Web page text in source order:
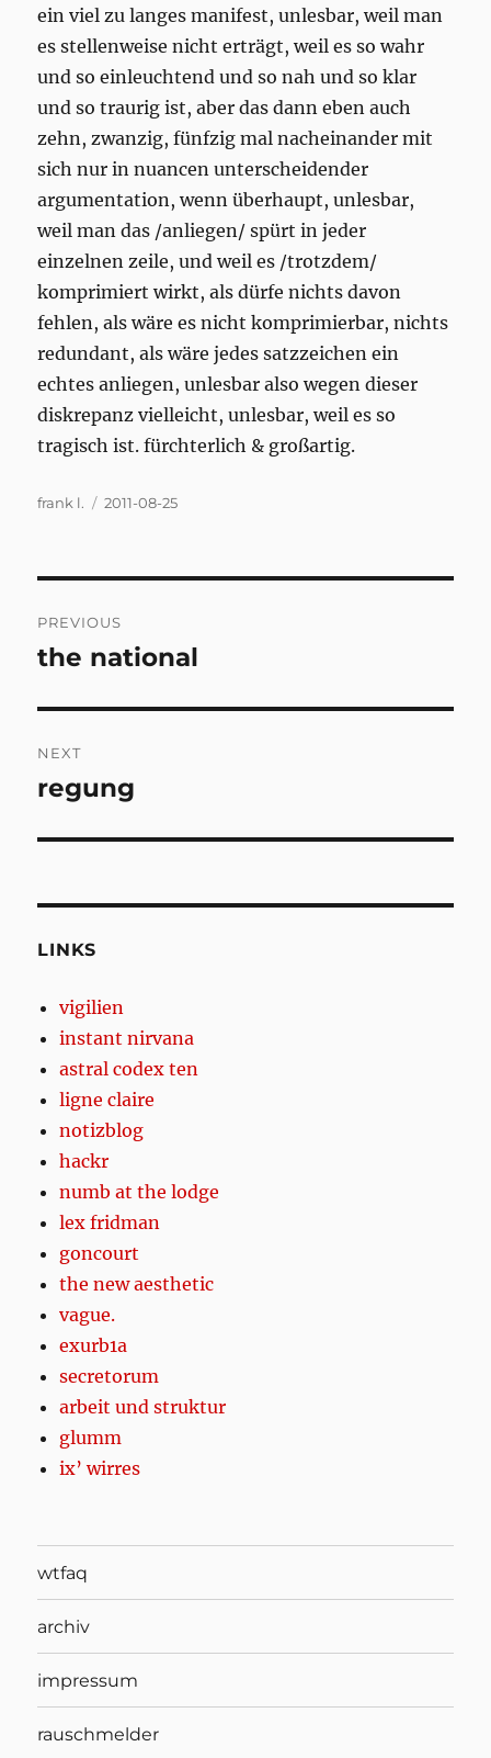
ein viel zu langes manifest, unlesbar, weil man
es stellenweise nicht erträgt, weil es so wahr
und so einleuchtend und so nah und so klar
und so traurig ist, aber das dann eben auch
zehn, zwanzig, fünfzig mal nacheinander mit
sich nur in nuancen unterscheidender
argumentation, wenn überhaupt, unlesbar,
weil man das /anliegen/ spürt in jeder
einzelnen zeile, und weil es /trotzdem/
komprimiert wirkt, als dürfe nichts davon
fehlen, als wäre es nicht komprimierbar, nichts
redundant, als wäre jedes satzzeichen ein
echtes anliegen, unlesbar also wegen dieser
diskrepanz vielleicht, unlesbar, weil es so
tragisch ist. fürchterlich & großartig.
Author
frank l.
Posted
2011-08-25
navigation
PREVIOUS
Previous
the national
NEXT
Next
regung
LINKS
vigilien
instant nirvana
astral codex ten
ligne claire
notizblog
hackr
numb at the lodge
lex fridman
goncourt
the new aesthetic
vague.
exurb1a
secretorum
arbeit und struktur
glumm
ix’ wirres
wtfaq
archiv
impressum
rauschmelder